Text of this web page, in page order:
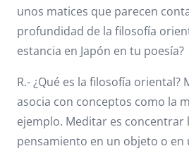
unos matices que parecen
profundidad de la filosofía
estancia en Japón en tu poesía?
R.- ¿Qué es la filosofía oriental?
asocia con conceptos como la
ejemplo. Meditar es concentrar
pensamiento en un objeto o en